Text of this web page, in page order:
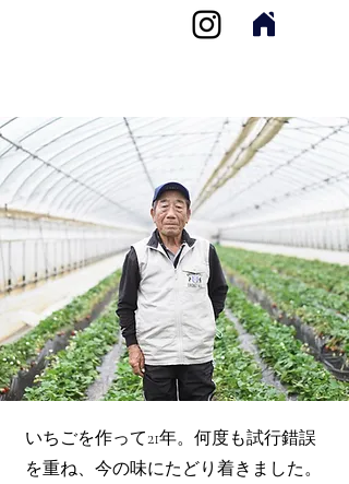
いちごを作って21年。何度も試行錯誤
を重ね、今の味にたどり着きました。